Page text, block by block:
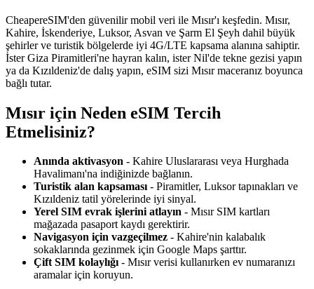
CheapereSIM'den güvenilir mobil veri ile Mısır'ı keşfedin. Mısır,
Kahire, İskenderiye, Luksor, Asvan ve Şarm El Şeyh dahil büyük
şehirler ve turistik bölgelerde iyi 4G/LTE kapsama alanına sahiptir.
İster Giza Piramitleri'ne hayran kalın, ister Nil'de tekne gezisi yapın
ya da Kızıldeniz'de dalış yapın, eSIM sizi Mısır maceranız boyunca
bağlı tutar.
Mısır için Neden eSIM Tercih
Etmelisiniz?
Anında aktivasyon - Kahire Uluslararası veya Hurghada
Havalimanı'na indiğinizde bağlanın.
Turistik alan kapsaması- Piramitler, Luksor tapınakları ve
Kızıldeniz tatil yörelerinde iyi sinyal.
Yerel SIM evrak işlerini atlayın - Mısır SIM kartları
mağazada pasaport kaydı gerektirir.
Navigasyon için vazgeçilmez - Kahire'nin kalabalık
sokaklarında gezinmek için Google Maps şarttır.
Çift SIM kolaylığı- Mısır verisi kullanırken ev numaranızı
aramalar için koruyun.